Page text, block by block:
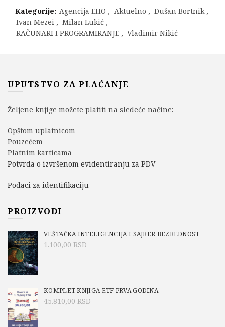
Kategorije: Agencija EHO , Aktuelno , Dušan Bortnik ,
Ivan Mezei , Milan Lukić ,
RAČUNARI I PROGRAMIRANJE , Vladimir Nikić
UPUTSTVO ZA PLAĆANJE
Željene knjige možete platiti na sledeće načine:
Opštom uplatnicom
Pouzećem
Platnim karticama
Potvrda o izvršenom evidentiranju za PDV
Podaci za identifikaciju
PROIZVODI
VEŠTAČKA INTELIGENCIJA I SAJBER BEZBEDNOST
1.100,00 RSD
KOMPLET KNJIGA ETF PRVA GODINA
45.810,00 RSD